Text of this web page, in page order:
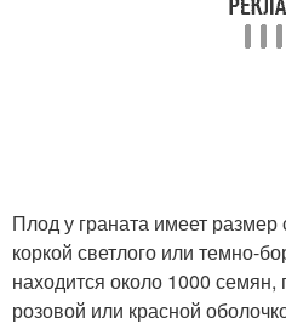
Плод у граната имеет размер
коркой светлого или темно-
находится около 1000
розовой или красной